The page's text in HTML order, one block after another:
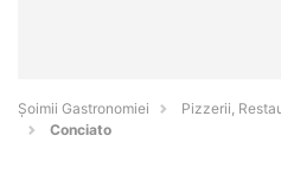
Șoimii Gastronomiei
Pizzerii,
Conciato